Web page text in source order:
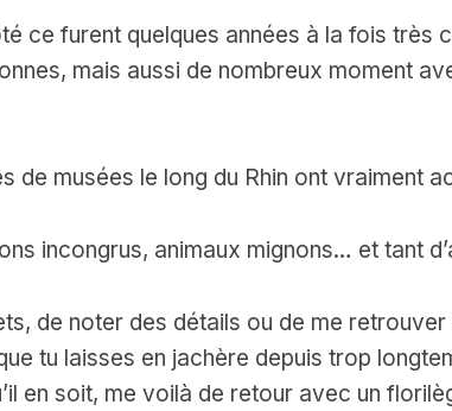
ce furent quelques années à la fois très
mais aussi de nombreux moment
de musées le long du Rhin ont vraiment
incongrus, animaux mignons… et tant
de noter des détails ou de me
tu laisses en jachère depuis trop
en soit, me voilà de retour avec un